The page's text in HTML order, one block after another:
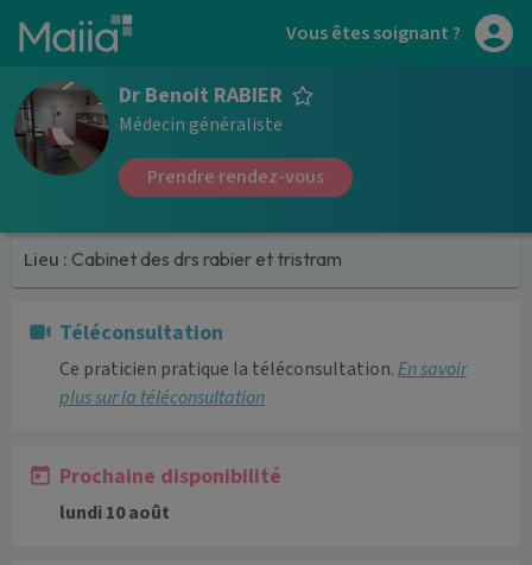
Aller au contenu principal Vous êtes soignant ?
Dr Benoit RABIER
Médecin généraliste
Prendre rendez-vous
Lieu : Cabinet des drs rabier et tristram
Téléconsultation
Ce praticien pratique la téléconsultation.En savoir
plus sur la téléconsultation
Prochaine disponibilité
lundi 10 août